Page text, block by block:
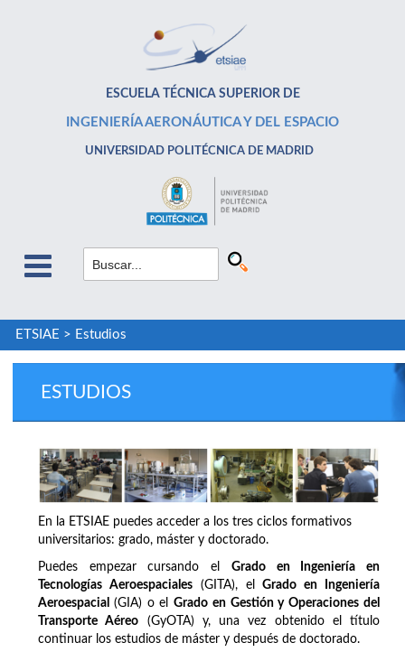
ESCUELA TÉCNICA SUPERIOR DE
INGENIERÍA AERONÁUTICA Y DEL ESPACIO
UNIVERSIDAD POLITÉCNICA DE MADRID
ETSIAE > Estudios
ESTUDIOS
En la ETSIAE puedes acceder a los tres ciclos formativos
universitarios: grado, máster y doctorado.
Puedes empezar cursando el Grado en Ingeniería en
Tecnologías Aeroespaciales(GITA), elGrado en Ingeniería
Aeroespacial (GIA) o elGrado en Gestión y Operaciones del
Transporte Aéreo (GyOTA) y, una vez obtenido el título
continuar los estudios de máster y después de doctorado.